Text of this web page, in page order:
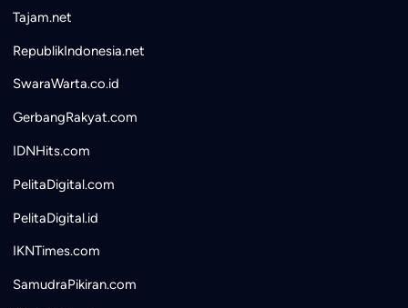
Tajam.net
RepublikIndonesia.net
SwaraWarta.co.id
GerbangRakyat.com
IDNHits.com
PelitaDigital.com
PelitaDigital.id
IKNTimes.com
SamudraPikiran.com